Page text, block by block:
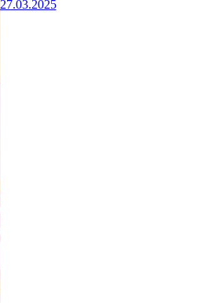
27.03.2025